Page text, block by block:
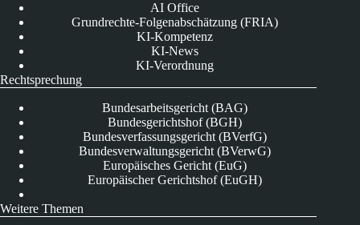
AI Office
Grundrechte-Folgenabschätzung (FRIA)
KI-Kompetenz
KI-News
KI-Verordnung
Rechtsprechung
Bundesarbeitsgericht (BAG)
Bundesgerichtshof (BGH)
Bundesverfassungsgericht (BVerfG)
Bundesverwaltungsgericht (BVerwG)
Europäisches Gericht (EuG)
Europäischer Gerichtshof (EuGH)
Weitere Themen